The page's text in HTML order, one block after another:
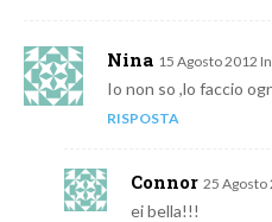
Nina 15 Agosto 2012
Io non so ,lo faccio
RISPOSTA
Connor 25 Agosto
ei bella!!!